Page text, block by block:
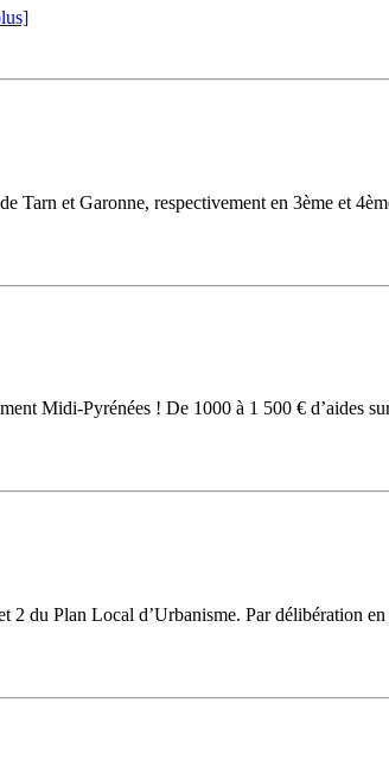
et Garonne, respectivement en 3ème et
Midi-Pyrénées ! De 1000 à 1 500 € d’aides
du Plan Local d’Urbanisme. Par délibération